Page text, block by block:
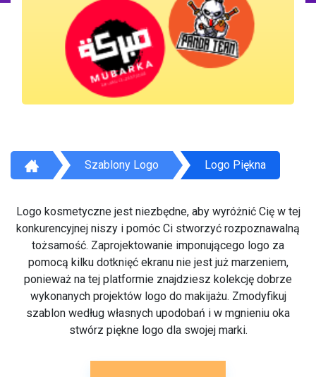
Szablony Logo Logo Piękna
Logo kosmetyczne jest niezbędne, aby wyróżnić Cię w tej
konkurencyjnej niszy i pomóc Ci stworzyć rozpoznawalną
tożsamość. Zaprojektowanie imponującego logo za
pomocą kilku dotknięć ekranu nie jest już marzeniem,
ponieważ na tej platformie znajdziesz kolekcję dobrze
wykonanych projektów logo do makijażu. Zmodyfikuj
szablon według własnych upodobań i w mgnieniu oka
stwórz piękne logo dla swojej marki.